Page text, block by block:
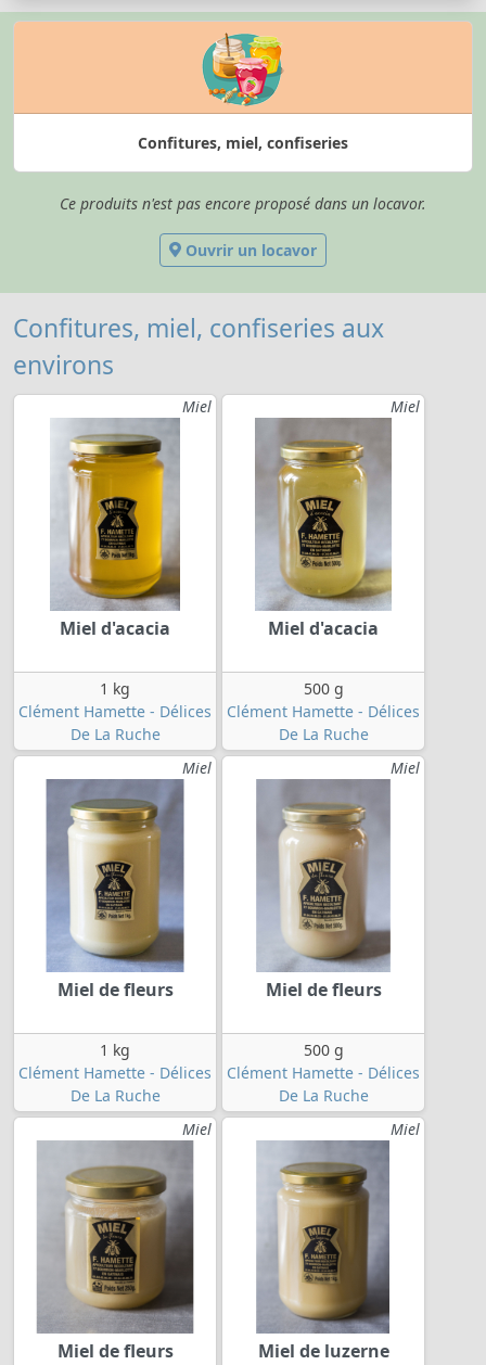
Confitures, miel, confiseries
Ce produits n'est pas encore proposé dans un locavor.
Ouvrir un locavor
Confitures, miel, confiseries aux
environs
Miel
Miel d'acacia
1 kg
Clément Hamette - Délices
De La Ruche
Miel
Miel d'acacia
500 g
Clément Hamette - Délices
De La Ruche
Miel
Miel de fleurs
1 kg
Clément Hamette - Délices
De La Ruche
Miel
Miel de fleurs
500 g
Clément Hamette - Délices
De La Ruche
Miel
Miel de fleurs
Miel
Miel de luzerne